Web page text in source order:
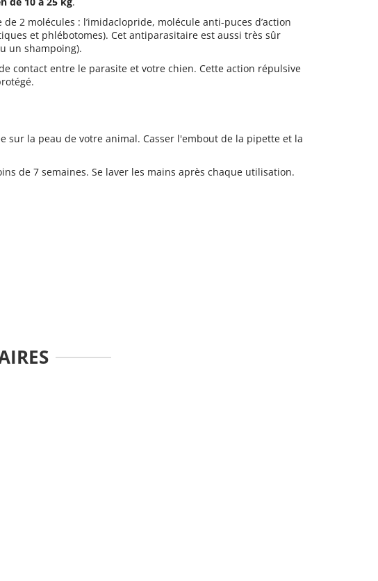
2 molécules : l’imidaclopride, molécule anti-puces d’action
et phlébotomes). Cet antiparasitaire est aussi très sûr
un shampoing).
contact entre le parasite et votre chien. Cette action répulsive
la peau de votre animal. Casser l'embout de la pipette et la
de 7 semaines. Se laver les mains après chaque utilisation.